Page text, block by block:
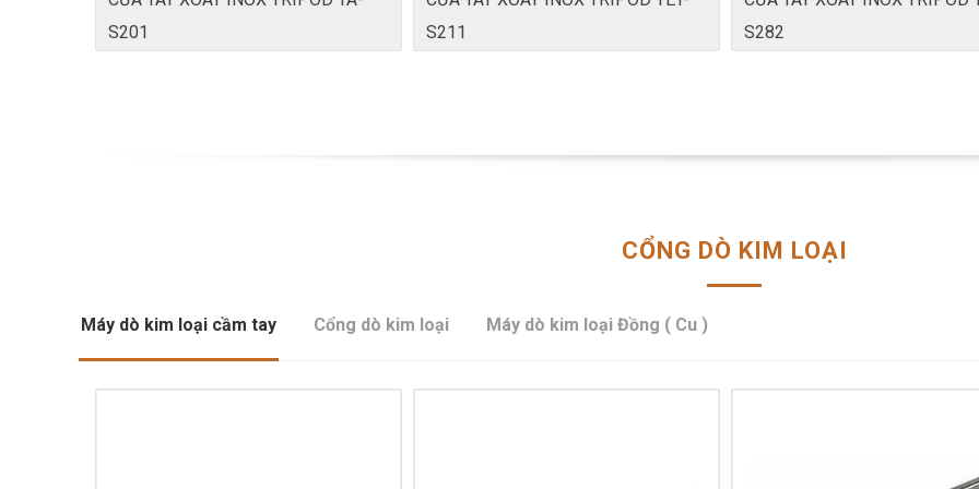
S201
S211
S282
CỔNG DÒ KIM LOẠI
Máy dò kim loại cầm tay Cổng dò kim loại Máy dò kim loại Đồng ( Cu )